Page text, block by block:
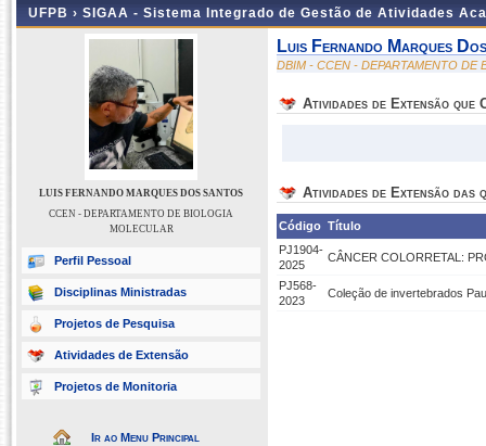
UFPB › SIGAA - Sistema Integrado de Gestão de Atividades
LUIS FERNANDO MARQUES DOS SANTOS
CCEN - DEPARTAMENTO DE BIOLOGIA
MOLECULAR
Perfil Pessoal
Disciplinas Ministradas
Projetos de Pesquisa
Atividades de Extensão
Projetos de Monitoria
Ir ao Menu Principal
Luis Fernando Marques
DBIM - CCEN - DEPARTAMENTO DE
Atividades de Extensão que
Atividades de Extensão das
Código Título
PJ1904-
2025
CÂNCER COLORRETAL:
PJ568-
2023
Coleção de invertebrados